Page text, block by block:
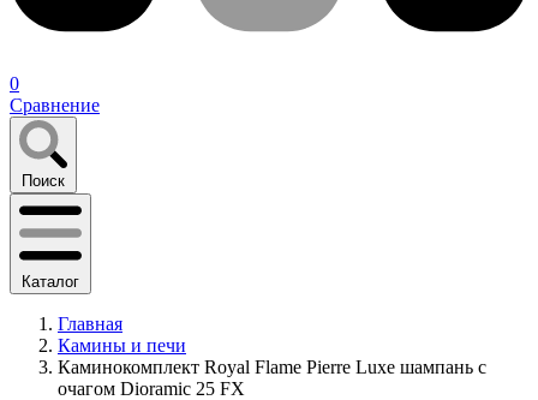
0
Сравнение
Поиск
Каталог
Главная
Камины и печи
Каминокомплект Royal Flame Pierre Luxe шампань c
очагом Dioramic 25 FX